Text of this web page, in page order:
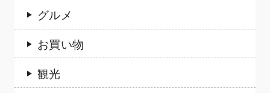
グルメ
お買い物
観光